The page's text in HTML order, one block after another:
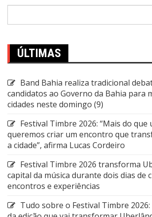
ÚLTIMAS
Band Bahia realiza tradicional
candidatos ao Governo da Bahia para
cidades neste domingo (9)
Festival Timbre 2026: “Mais do que
queremos criar um encontro que
a cidade”, afirma Lucas Cordeiro
Festival Timbre 2026 transforma
capital da música durante dois dias de
encontros e experiências
Tudo sobre o Festival Timbre